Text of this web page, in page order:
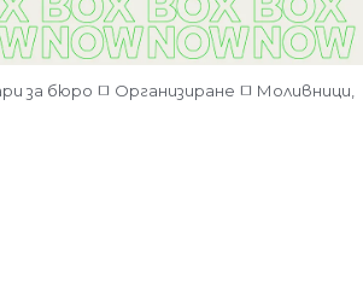
за бюро Организиране Моливници,